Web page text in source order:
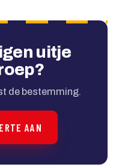
uitje
de bestemming.
AAN